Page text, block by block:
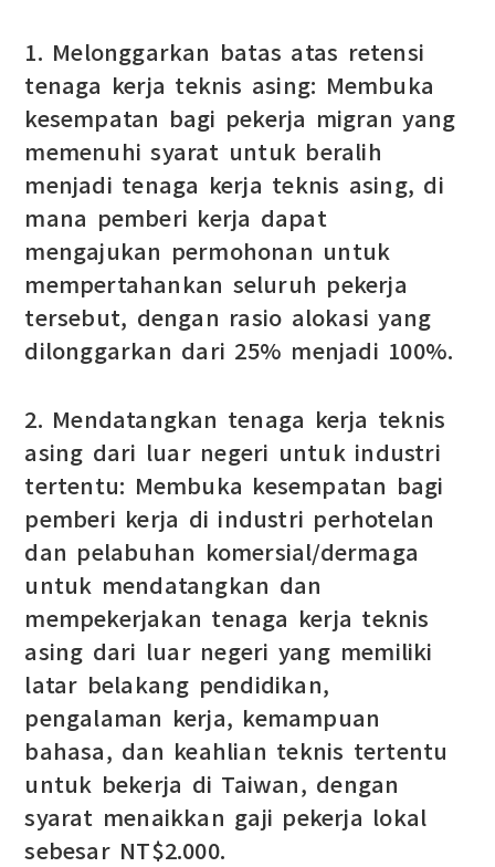
1. Melonggarkan batas atas retensi
tenaga kerja teknis asing: Membuka
kesempatan bagi pekerja migran yang
memenuhi syarat untuk beralih
menjadi tenaga kerja teknis asing, di
mana pemberi kerja dapat
mengajukan permohonan untuk
mempertahankan seluruh pekerja
tersebut, dengan rasio alokasi yang
dilonggarkan dari 25% menjadi 100%.
2. Mendatangkan tenaga kerja teknis
asing dari luar negeri untuk industri
tertentu: Membuka kesempatan bagi
pemberi kerja di industri perhotelan
dan pelabuhan komersial/dermaga
untuk mendatangkan dan
mempekerjakan tenaga kerja teknis
asing dari luar negeri yang memiliki
latar belakang pendidikan,
pengalaman kerja, kemampuan
bahasa, dan keahlian teknis tertentu
untuk bekerja di Taiwan, dengan
syarat menaikkan gaji pekerja lokal
sebesar NT$2.000.